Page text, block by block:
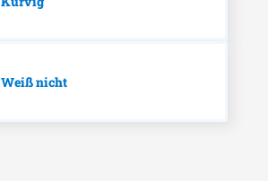
Weiß nicht